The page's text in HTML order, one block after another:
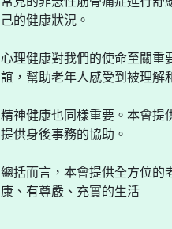
己的健康狀況。
心理健康對我們的使命至關重
誼，幫助老年人感受到被理解
精神健康也同樣重要。本會提
提供身後事務的協助。
總括而言，本會提供全方位的
康、有尊嚴、充實的生活